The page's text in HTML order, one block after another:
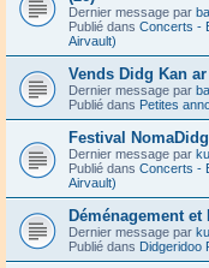
Dernier message par
Publié dans Concerts -
Airvault)
Vends Didg Kan
Dernier message par
Publié dans Petites
Festival
Dernier message par
Publié dans Concerts -
Airvault)
Déménagement
Dernier message par
Publié dans Didgeridoo